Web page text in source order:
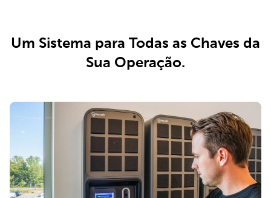
Um Sistema para Todas as Chaves da
Sua Operação.